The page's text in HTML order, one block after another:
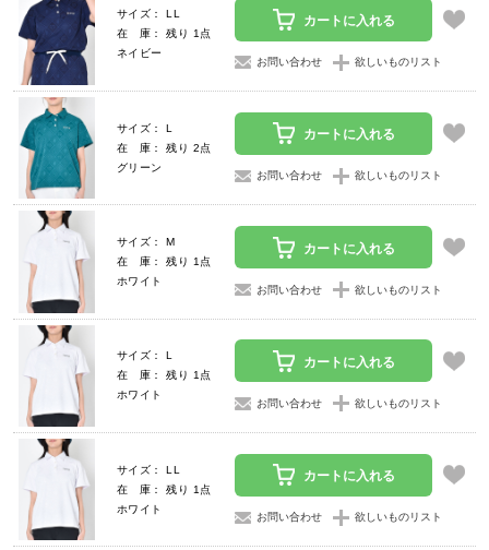
サイズ： LL
在 庫： 残り 1点
ネイビー
カートに入れる
お問い合わせ 欲しいものリスト
サイズ： L
在 庫： 残り 2点
グリーン
カートに入れる
お問い合わせ 欲しいものリスト
サイズ： M
在 庫： 残り 1点
ホワイト
カートに入れる
お問い合わせ 欲しいものリスト
サイズ： L
在 庫： 残り 1点
ホワイト
カートに入れる
お問い合わせ 欲しいものリスト
サイズ： LL
在 庫： 残り 1点
ホワイト
カートに入れる
お問い合わせ 欲しいものリスト